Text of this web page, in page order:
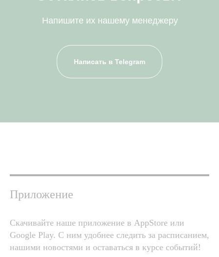
Напишите их нашему менеджеру
Написать в Telegram
Приложение
Скачивайте наше приложение в AppStore или
Google Play. С ним удобнее следить за расписанием,
нашими новостями и оставаться в курсе событий!